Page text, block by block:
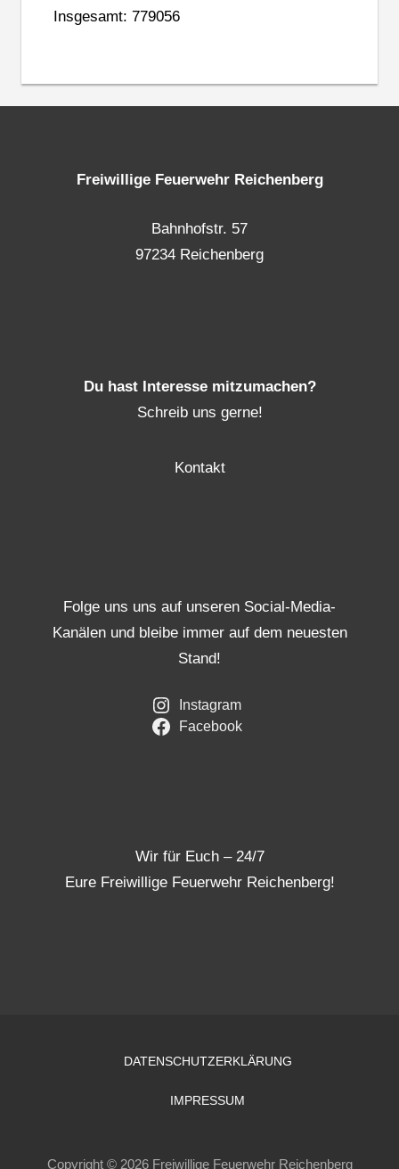
Insgesamt: 779056
Freiwillige Feuerwehr Reichenberg
Bahnhofstr. 57
97234 Reichenberg
Du hast Interesse mitzumachen?
Schreib uns gerne!
Kontakt
Folge uns uns auf unseren Social-Media-
Kanälen und bleibe immer auf dem neuesten
Stand!
Instagram
Facebook
Wir für Euch – 24/7
Eure Freiwillige Feuerwehr Reichenberg!
DATENSCHUTZERKLÄRUNG
IMPRESSUM
Copyright © 2026 Freiwillige Feuerwehr Reichenberg